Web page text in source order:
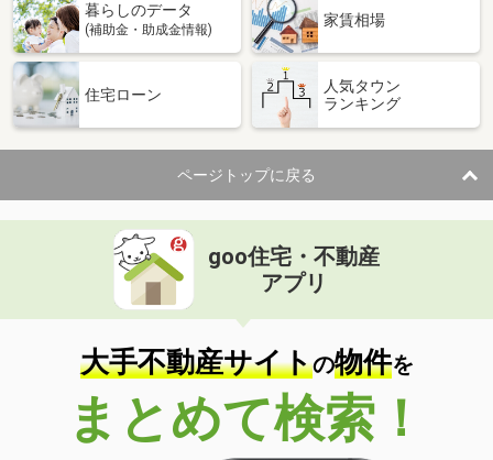
暮らしのデータ
(補助金・助成金情報)
家賃相場
住宅ローン
人気タウン
ランキング
ページトップに戻る
goo住宅・不動産
アプリ
大手不動産サイトの物件を
まとめて検索！